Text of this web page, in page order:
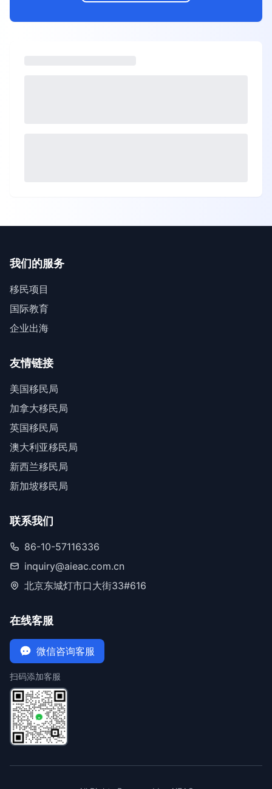
我们的服务
移民项目
国际教育
企业出海
友情链接
美国移民局
加拿大移民局
英国移民局
澳大利亚移民局
新西兰移民局
新加坡移民局
联系我们
86-10-57116336
inquiry@aieac.com.cn
北京东城灯市口大街33#616
在线客服
微信咨询客服
扫码添加客服